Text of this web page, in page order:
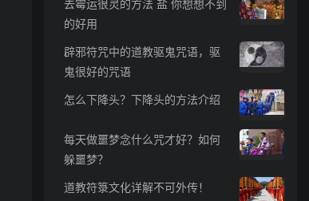
去霉运很灵的方法 盐 你想想不到
的好用
辟邪符咒中的道教驱鬼咒语，驱
鬼很好的咒语
怎么下降头？下降头的方法介绍
每天做噩梦念什么咒才好？如何
躲噩梦？
道教符箓文化详解不可外传！